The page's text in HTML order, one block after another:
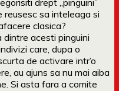
drept „pinguini”
reusesc sa inteleaga si
clasica?
dintre acesti pinguini
care, dupa o
de activare intr’o
au ajuns sa nu mai aiba
Si asta fara a comite